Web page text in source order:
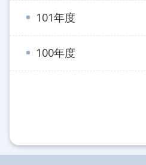
101年度
100年度